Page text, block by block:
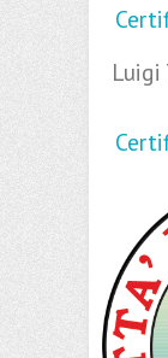
Luigi